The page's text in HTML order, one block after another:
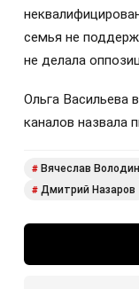
семья не
не делала
Ольга Васильева
каналов назвала
# Вячеслав Володин
# Дмитрий Назаров